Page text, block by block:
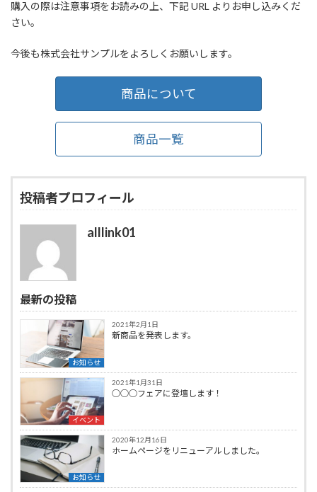
購入の際は注意事項をお読みの上、下記 URL よりお申し込みくだ
さい。
今後も株式会社サンプルをよろしくお願いします。
商品について
商品一覧
投稿者プロフィール
alllink01
最新の投稿
お知らせ
2021年2月1日
新商品を発表します。
イベント
2021年1月31日
○○○フェアに登壇します！
お知らせ
2020年12月16日
ホームページをリニューアルしました。